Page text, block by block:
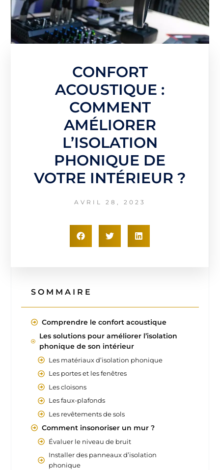
CONFORT
ACOUSTIQUE :
COMMENT
AMÉLIORER
L’ISOLATION
PHONIQUE DE
VOTRE INTÉRIEUR ?
AVRIL 28, 2023
SOMMAIRE
Comprendre le confort acoustique
Les solutions pour améliorer l’isolation
phonique de son intérieur
Les matériaux d’isolation phonique
Les portes et les fenêtres
Les cloisons
Les faux-plafonds
Les revêtements de sols
Comment insonoriser un mur ?
Évaluer le niveau de bruit
Installer des panneaux d’isolation
phonique